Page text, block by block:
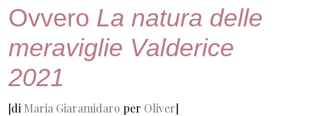
Ovvero La natura delle
meraviglie Valderice
2021
[di Maria Giaramidaro per Oliver]